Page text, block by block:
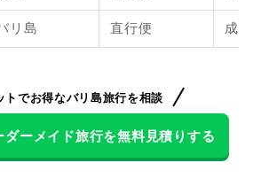
リ島 直行便 成田
トでお得なバリ島旅行を相談
ダーメイド旅行を無料見積りする